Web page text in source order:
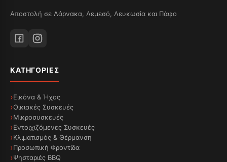
Αποστολή σε Λάρνακα, Λεμεσό, Λευκωσία και Πάφο
ΚΑΤΗΓΟΡΊΕΣ
Εικόνα & Ήχος
Οικιακές Συσκευές
Μικροσυσκευές
Εντοιχιζόμενες Συσκευές
Κλιματισμός & Θέρμανση
Προσωπική Φροντίδα
Ψησταριές BBQ